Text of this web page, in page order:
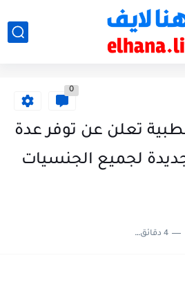
0
تعلن عن توفر عدة
لجميع الجنسيات
4 دقائق للقراءة